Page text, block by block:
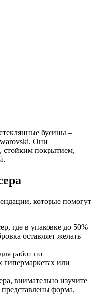
бусины –
Они
стойким покрытием,
которые помогут
где в упаковке до 50%
оставляет желать
работ по
гипермаркетах или
внимательно изучите
представлены форма,